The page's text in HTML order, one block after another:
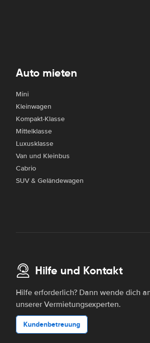
Auto mieten
Mini
Kleinwagen
Kompakt-Klasse
Mittelklasse
Luxusklasse
Van und Kleinbus
Cabrio
SUV & Geländewagen
Hilfe und Kontakt
Hilfe erforderlich? Dann wende dich
unserer Vermietungsexperten.
Kundenbetreuung